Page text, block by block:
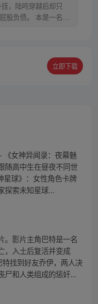
，陆鸣穿越后却只
股负债。 本是一名程
法一样......那岂不是
限的世界？！
立即下载
《女神异闻录：夜幕魅
随高中生在昼夜不同世
星球》：女性角色卡牌
探索未知星球...
。影片主角巴特是一名
，入土后复活并变成
特找到好友乔伊，两人决
尸和人类组成的惩奸...